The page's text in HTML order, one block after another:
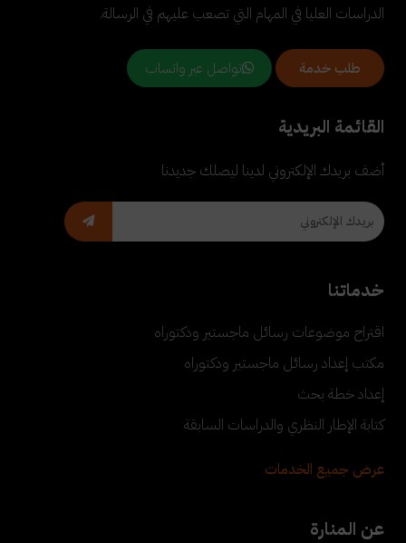
الدراسات العليا في المهام التي تصعب عليهم في الرسالة.
طلب خدمة تواصل عبر واتساب
القائمة البريدية
أضف بريدك الإلكتروني لدينا ليصلك جديدنا
خدماتنا
اقتراح موضوعات رسائل ماجستير ودكتوراه
مكتب إعداد رسائل ماجستير ودكتوراه
إعداد خطة بحث
كتابة الإطار النظري والدراسات السابقة
عرض جميع الخدمات
عن المنارة